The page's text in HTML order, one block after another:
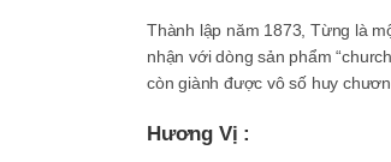
Thành lập năm 1873, Từng là
nhận với dòng sản phẩm
còn giành được vô số huy
Hương Vị :